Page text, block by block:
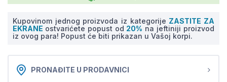
Kupovinom jednog proizvoda iz kategorije ZASTITE ZA
EKRANE ostvarićete popust od 20% na jeftiniji proizvod
iz ovog para! Popust će biti prikazan u Vašoj korpi.
PRONAĐITE U PRODAVNICI